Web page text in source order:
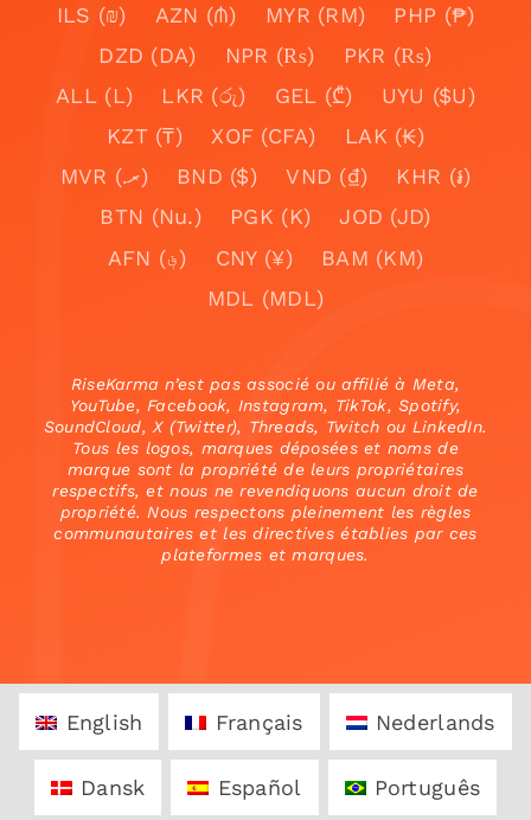
ILS (₪)
AZN (₼) MYR (RM)
PHP (₱)
DZD (DA)
NPR (₨)
PKR (₨)
ALL (L)
LKR (රු) GEL (₾)
UYU ($U)
KZT (₸)
XOF (CFA)
LAK (₭)
MVR (.ރ)
BND ($) VND (₫)
KHR (៛)
BTN (Nu.)
PGK (K)
JOD (JD)
AFN (؋)
CNY (¥)
BAM (KM)
MDL (MDL)
RiseKarma n’est pas associé ou affilié à Meta,
YouTube, Facebook, Instagram, TikTok, Spotify,
SoundCloud, X (Twitter), Threads, Twitch ou LinkedIn.
Tous les logos, marques déposées et noms de
marque sont la propriété de leurs propriétaires
respectifs, et nous ne revendiquons aucun droit de
propriété. Nous respectons pleinement les règles
communautaires et les directives établies par ces
plateformes et marques.
English Français Nederlands
Dansk Español Português